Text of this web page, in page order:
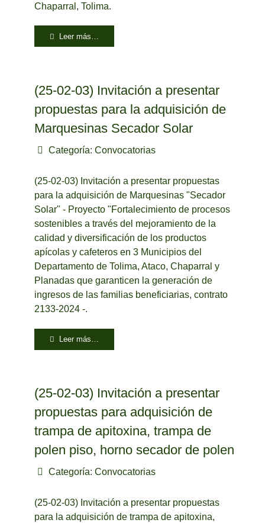
Chaparral, Tolima.
Leer más…
(25-02-03) Invitación a presentar
propuestas para la adquisición de
Marquesinas Secador Solar
Categoría: Convocatorias
(25-02-03) Invitación a presentar propuestas
para la adquisición de Marquesinas "Secador
Solar" - Proyecto "Fortalecimiento de procesos
sostenibles a través del mejoramiento de la
calidad y diversificación de los productos
apícolas y cafeteros en 3 Municipios del
Departamento de Tolima, Ataco, Chaparral y
Planadas que garanticen la generación de
ingresos de las familias beneficiarias, contrato
2133-2024 -.
Leer más…
(25-02-03) Invitación a presentar
propuestas para adquisición de
trampa de apitoxina, trampa de
polen piso, horno secador de polen
Categoría: Convocatorias
(25-02-03) Invitación a presentar propuestas
para la adquisición de trampa de apitoxina,